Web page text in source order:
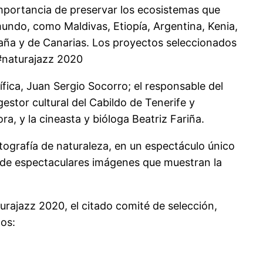
de preservar los ecosistemas que
como Maldivas, Etiopía, Argentina, Kenia,
y de Canarias. Los proyectos seleccionados
2020
Juan Sergio Socorro; el responsable del
cultural del Cabildo de Tenerife y
y la cineasta y bióloga Beatriz Fariña.
de naturaleza, en un espectáculo único
espectaculares imágenes que muestran la
2020, el citado comité de selección,